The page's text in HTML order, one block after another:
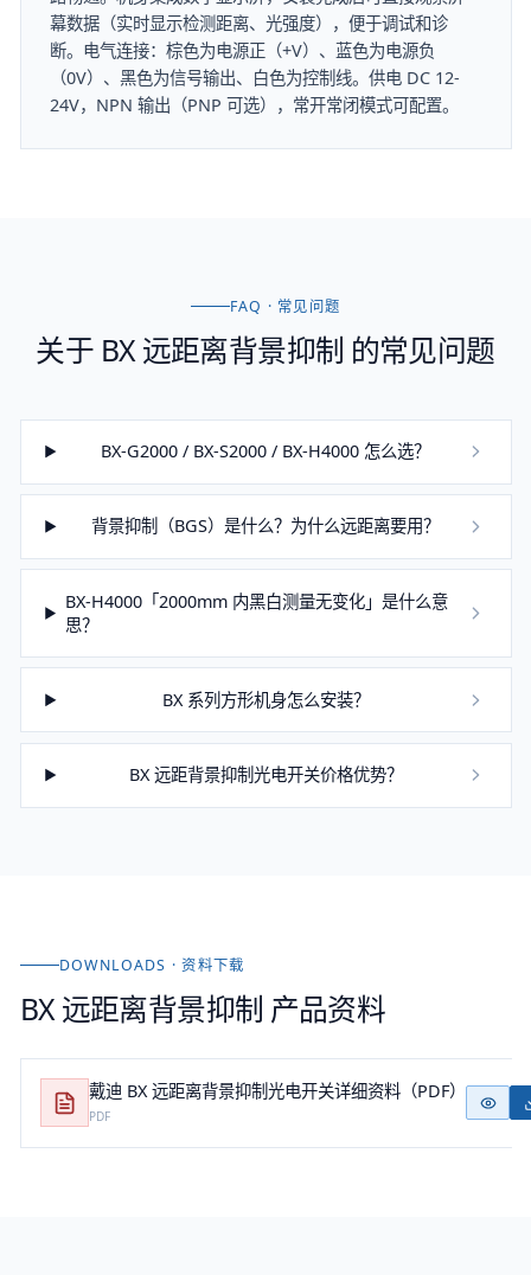
幕数据（实时显示检测距离、光强度），便于调试和诊
断。电气连接：棕色为电源正（+V）、蓝色为电源负
（0V）、黑色为信号输出、白色为控制线。供电 DC 12-
24V，NPN 输出（PNP 可选），常开常闭模式可配置。
FAQ · 常见问题
关于 BX 远距离背景抑制 的常见问题
BX-G2000 / BX-S2000 / BX-H4000 怎么选？
背景抑制（BGS）是什么？为什么远距离要用？
BX-H4000「2000mm 内黑白测量无变化」是什么意
思？
BX 系列方形机身怎么安装？
BX 远距背景抑制光电开关价格优势？
DOWNLOADS · 资料下载
BX 远距离背景抑制 产品资料
戴迪 BX 远距离背景抑制光电开关详细资料（PDF）
PDF